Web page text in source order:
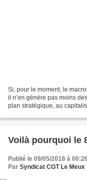
Si, pour le moment, le
il n’en génère pas moins
plan stratégique, au
Voilà pourquoi le
Publié le 09/05/2018 à
Par Syndicat CGT Le Meux